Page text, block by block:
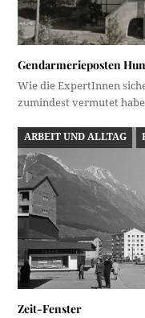
Gendarmerieposten
Wie die ExpertInnen
zumindest vermutet
ARBEIT UND ALLTAG
Zeit-Fenster